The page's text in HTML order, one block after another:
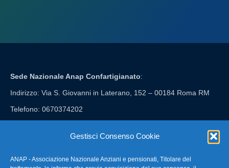
Gestisci Consenso Cookie
ANAP - Associazione Nazionale Anziani e pensionati, Titolare del
Sede Nazionale Anap Confartigianato:
Indirizzo: Via S. Giovanni in Laterano, 152 – 00184 Roma RM
Telefono: 0670374202